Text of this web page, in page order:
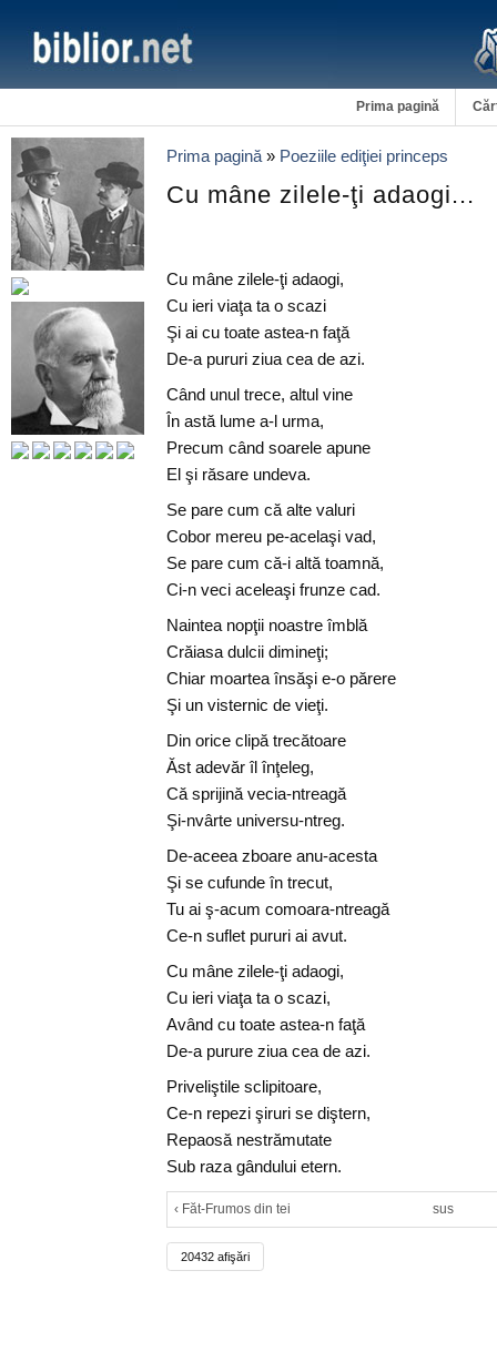
Prima pagină
Prima pagină » Poeziile ediţiei princeps
Cu mâne zilele-ţi adaogi...
Cu mâne zilele-ţi adaogi,
Cu ieri viaţa ta o scazi
Şi ai cu toate astea-n faţă
De-a pururi ziua cea de azi.
Când unul trece, altul vine
În astă lume a-l urma,
Precum când soarele apune
El şi răsare undeva.
Se pare cum că alte valuri
Cobor mereu pe-acelaşi vad,
Se pare cum că-i altă toamnă,
Ci-n veci aceleaşi frunze cad.
Naintea nopţii noastre îmblă
Crăiasa dulcii dimineţi;
Chiar moartea însăşi e-o părere
Şi un visternic de vieţi.
Din orice clipă trecătoare
Ăst adevăr îl înţeleg,
Că sprijină vecia-ntreagă
Şi-nvârte universu-ntreg.
De-aceea zboare anu-acesta
Şi se cufunde în trecut,
Tu ai ş-acum comoara-ntreagă
Ce-n suflet pururi ai avut.
Cu mâne zilele-ţi adaogi,
Cu ieri viaţa ta o scazi,
Având cu toate astea-n faţă
De-a purure ziua cea de azi.
Priveliştile sclipitoare,
Ce-n repezi şiruri se diştern,
Repaosă nestrămutate
Sub raza gândului etern.
‹ Făt-Frumos din tei sus
20432 afişări